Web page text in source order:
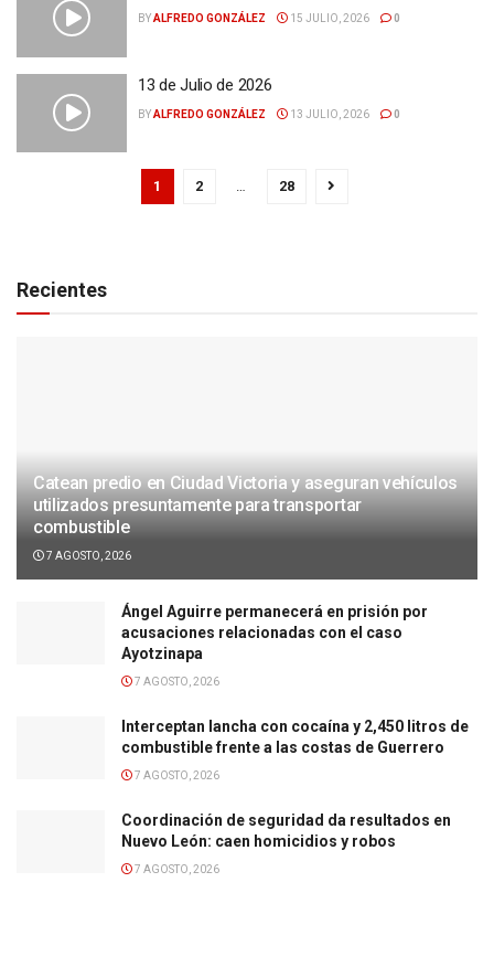
BYALFREDO GONZÁLEZ 15 JULIO, 2026 0
13 de Julio de 2026
BYALFREDO GONZÁLEZ 13 JULIO, 2026 0
1 2 … 28
Recientes
Catean predio en Ciudad Victoria y aseguran vehículos
utilizados presuntamente para transportar
combustible
7 AGOSTO, 2026
Ángel Aguirre permanecerá en prisión por
acusaciones relacionadas con el caso
Ayotzinapa
7 AGOSTO, 2026
Interceptan lancha con cocaína y 2,450 litros de
combustible frente a las costas de Guerrero
7 AGOSTO, 2026
Coordinación de seguridad da resultados en
Nuevo León: caen homicidios y robos
7 AGOSTO, 2026